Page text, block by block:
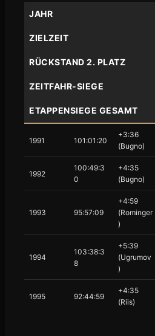
JAHR
ZIELZEIT
RÜCKSTAND 2. PLATZ
ZEITFAHR-SIEGE
ETAPPENSIEGE GESAMT
1991 101:01:20
+3:36
(Bugno)
1992
100:49:3
0
+4:35
(Bugno)
1993 95:57:09
+4:59
(Rominger
)
1994
103:38:3
8
+5:39
(Ugrumov
)
1995 92:44:59
+4:35
(Riis)